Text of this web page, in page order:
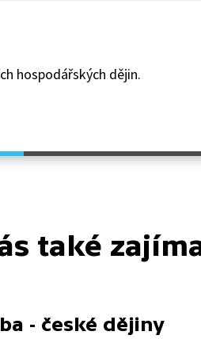
hospodářských dějin.
také
- české dějiny